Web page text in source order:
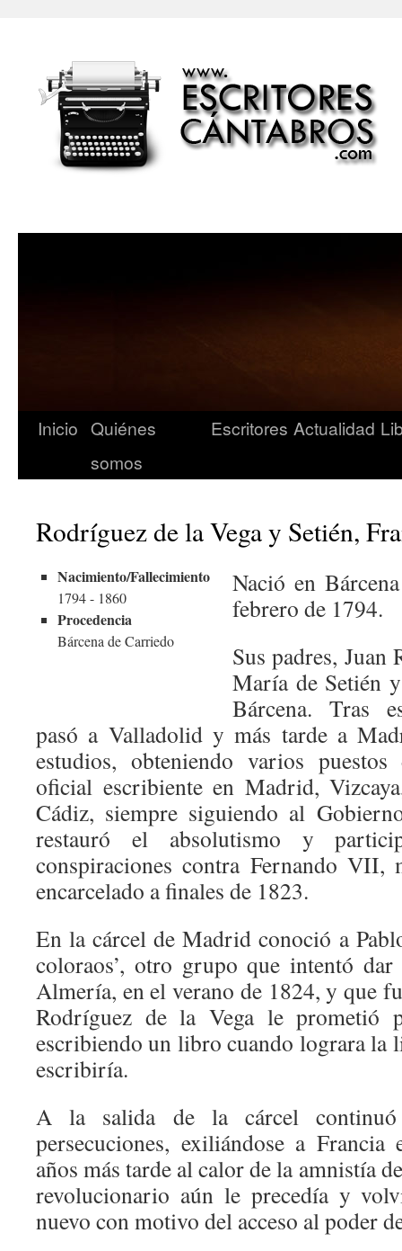
Inicio Quiénes
somos
Escritores Actualidad
Rodríguez de la Vega y Setién,
Nacimiento/Fallecimiento
1794 - 1860
Procedencia
Bárcena de Carriedo
Nació en
febrero de 1794.
Sus padres, Juan
María de Setién
Bárcena. Tras
pasó a Valladolid y más tarde a
estudios, obteniendo varios
oficial escribiente en Madrid,
Cádiz, siempre siguiendo al
restauró el absolutismo y
conspiraciones contra Fernando
encarcelado a finales de 1823.
En la cárcel de Madrid conoció a
coloraos’, otro grupo que intentó
Almería, en el verano de 1824, y que
Rodríguez de la Vega le prometió
escribiendo un libro cuando lograra la
escribiría.
A la salida de la cárcel
persecuciones, exiliándose a
años más tarde al calor de la amnistía
revolucionario aún le precedía y
nuevo con motivo del acceso al poder